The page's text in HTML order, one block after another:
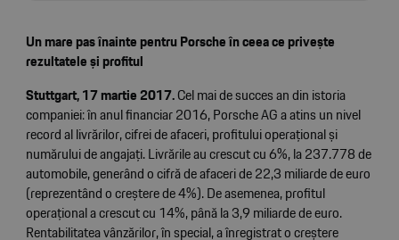
Un mare pas înainte pentru Porsche în ceea ce privește
rezultatele și profitul
Stuttgart, 17 martie 2017.Cel mai de succes an din istoria
companiei: în anul financiar 2016, Porsche AG a atins un nivel
record al livrărilor, cifrei de afaceri, profitului operațional și
numărului de angajați. Livrările au crescut cu 6%, la 237.778 de
automobile, generând o cifră de afaceri de 22,3 miliarde de euro
(reprezentând o creștere de 4%). De asemenea, profitul
operațional a crescut cu 14%, până la 3,9 miliarde de euro.
Rentabilitatea vânzărilor, în special, a înregistrat o creștere